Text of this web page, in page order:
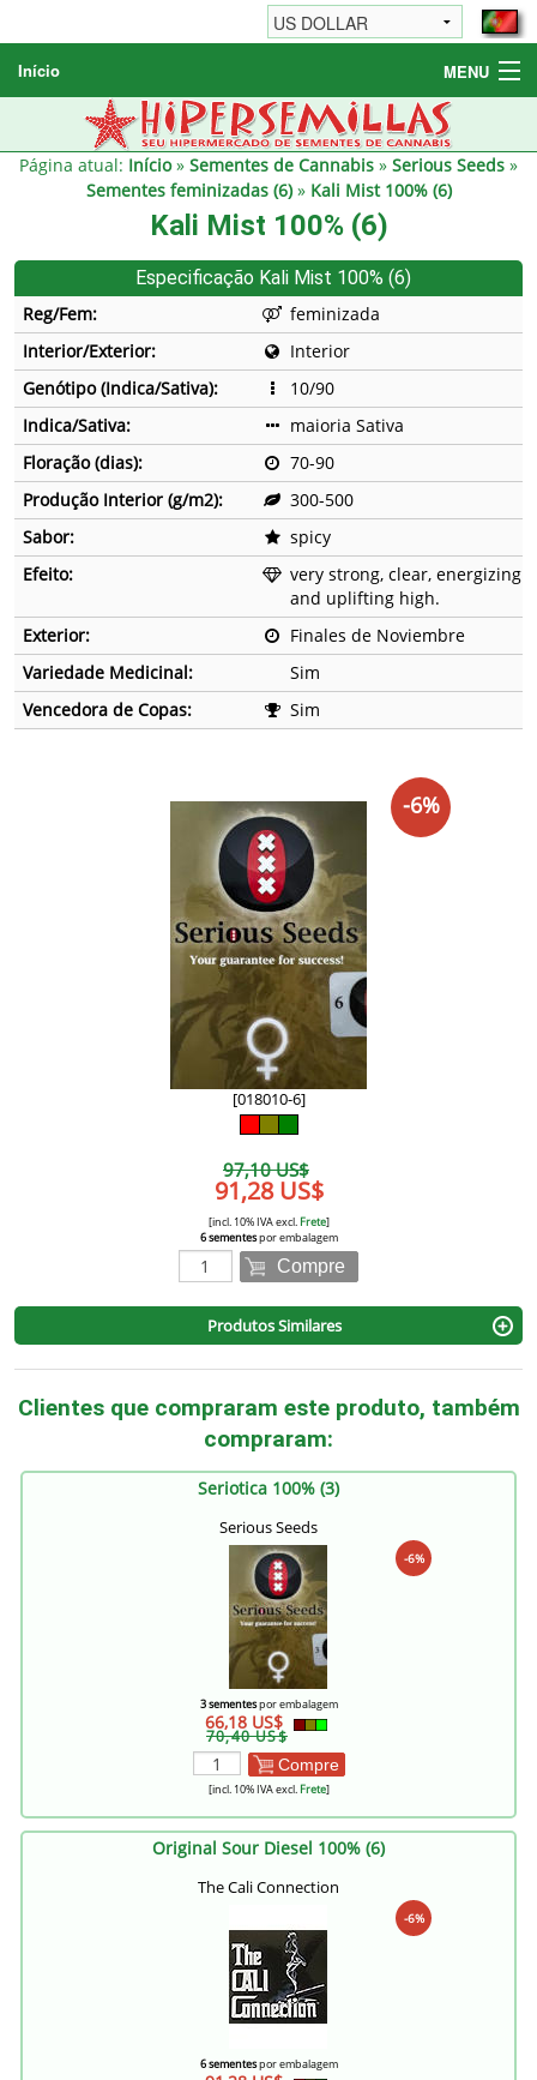
Início MENU
Sementes de Cannabis
Sementes Diversas
Página atual: Início» Sementes de Cannabis » Serious Seeds »
Sementes feminizadas (6)» Kali Mist 100% (6)
Kali Mist 100% (6)
Especificação Kali Mist 100% (6)
Reg/Fem:
feminizada
Interior/Exterior:
Interior
Genótipo (Indica/Sativa):
10/90
Indica/Sativa:
maioria Sativa
Floração (dias):
70-90
Produção Interior (g/m2):
300-500
Sabor:
spicy
Efeito:
very strong, clear, energizing
and uplifting high.
Exterior:
Finales de Noviembre
Variedade Medicinal:
Sim
Vencedora de Copas:
Sim
[018010-6]
97,10 US$
91,28 US$
[incl. 10% IVA excl. Frete]
6 sementespor embalagem
Compre
-6%
Produtos Similares
Clientes que compraram este produto, também
compraram:
Seriotica 100% (3)
Serious Seeds
-6%
3 sementespor embalagem
66,18 US$
70,40 US$
Compre
[incl. 10% IVA excl.Frete]
Original Sour Diesel 100% (6)
The Cali Connection
-6%
6 sementespor embalagem